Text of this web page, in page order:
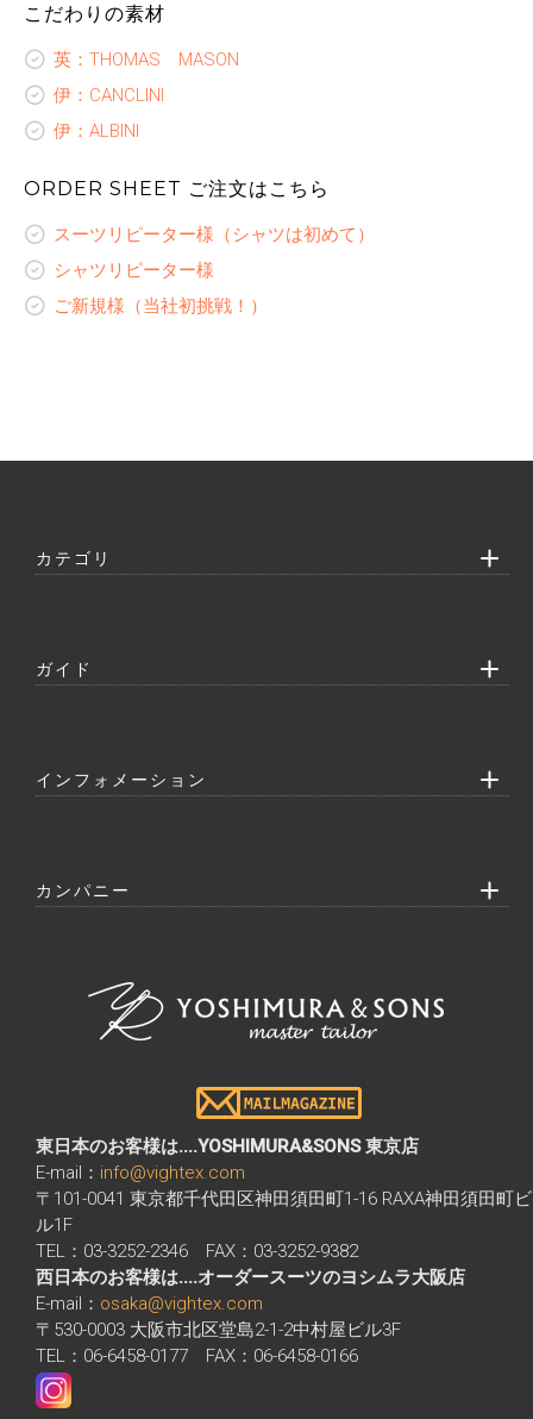
こだわりの素材
英：THOMAS MASON
伊：CANCLINI
伊：ALBINI
ORDER SHEET ご注文はこちら
スーツリピーター様（シャツは初めて）
シャツリピーター様
ご新規様（当社初挑戦！）
カテゴリ
ガイド
インフォメーション
カンパニー
東日本のお客様は....YOSHIMURA&SONS 東京店
E-mail： info@vightex.com
〒101-0041 東京都千代田区神田須田町1-16 RAXA神田須田町ビ
ル1F
TEL：03-3252-2346 FAX：03-3252-9382
西日本のお客様は....オーダースーツのヨシムラ大阪店
E-mail： osaka@vightex.com
〒530-0003 大阪市北区堂島2-1-2中村屋ビル3F
TEL：06-6458-0177 FAX：06-6458-0166